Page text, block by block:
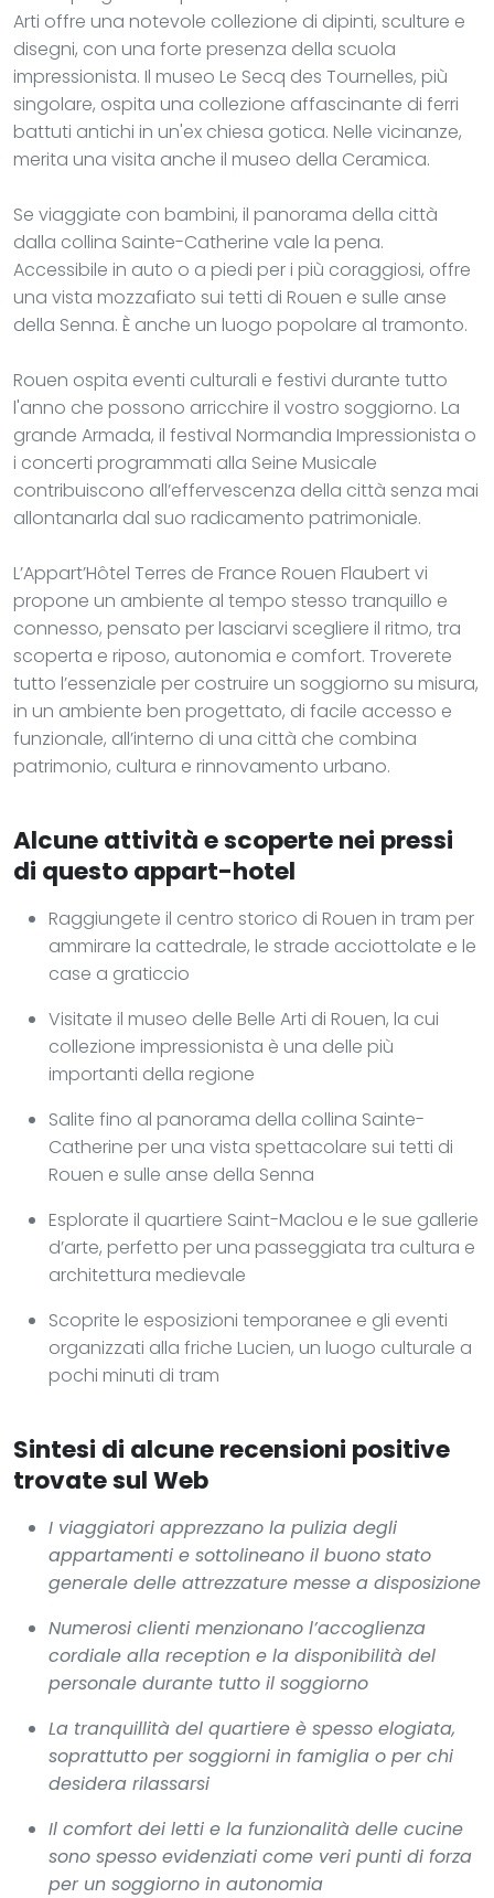
Arti offre una notevole collezione di dipinti, sculture e
disegni, con una forte presenza della scuola
impressionista. Il museo Le Secq des Tournelles, più
singolare, ospita una collezione affascinante di ferri
battuti antichi in un'ex chiesa gotica. Nelle vicinanze,
merita una visita anche il museo della Ceramica.
Se viaggiate con bambini, il panorama della città
dalla collina Sainte-Catherine vale la pena.
Accessibile in auto o a piedi per i più coraggiosi, offre
una vista mozzafiato sui tetti di Rouen e sulle anse
della Senna. È anche un luogo popolare al tramonto.
Rouen ospita eventi culturali e festivi durante tutto
l'anno che possono arricchire il vostro soggiorno. La
grande Armada, il festival Normandia Impressionista o
i concerti programmati alla Seine Musicale
contribuiscono all’effervescenza della città senza mai
allontanarla dal suo radicamento patrimoniale.
L’Appart’Hôtel Terres de France Rouen Flaubert vi
propone un ambiente al tempo stesso tranquillo e
connesso, pensato per lasciarvi scegliere il ritmo, tra
scoperta e riposo, autonomia e comfort. Troverete
tutto l’essenziale per costruire un soggiorno su misura,
in un ambiente ben progettato, di facile accesso e
funzionale, all’interno di una città che combina
patrimonio, cultura e rinnovamento urbano.
Alcune attività e scoperte nei pressi
di questo appart-hotel
Raggiungete il centro storico di Rouen in tram per
ammirare la cattedrale, le strade acciottolate e le
case a graticcio
Visitate il museo delle Belle Arti di Rouen, la cui
collezione impressionista è una delle più
importanti della regione
Salite fino al panorama della collina Sainte-
Catherine per una vista spettacolare sui tetti di
Rouen e sulle anse della Senna
Esplorate il quartiere Saint-Maclou e le sue gallerie
d’arte, perfetto per una passeggiata tra cultura e
architettura medievale
Scoprite le esposizioni temporanee e gli eventi
organizzati alla friche Lucien, un luogo culturale a
pochi minuti di tram
Sintesi di alcune recensioni positive
trovate sul Web
I viaggiatori apprezzano la pulizia degli
appartamenti e sottolineano il buono stato
generale delle attrezzature messe a disposizione
Numerosi clienti menzionano l’accoglienza
cordiale alla reception e la disponibilità del
personale durante tutto il soggiorno
La tranquillità del quartiere è spesso elogiata,
soprattutto per soggiorni in famiglia o per chi
desidera rilassarsi
Il comfort dei letti e la funzionalità delle cucine
sono spesso evidenziati come veri punti di forza
per un soggiorno in autonomia